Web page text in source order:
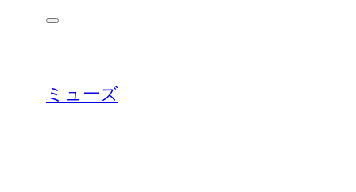
ミューズ